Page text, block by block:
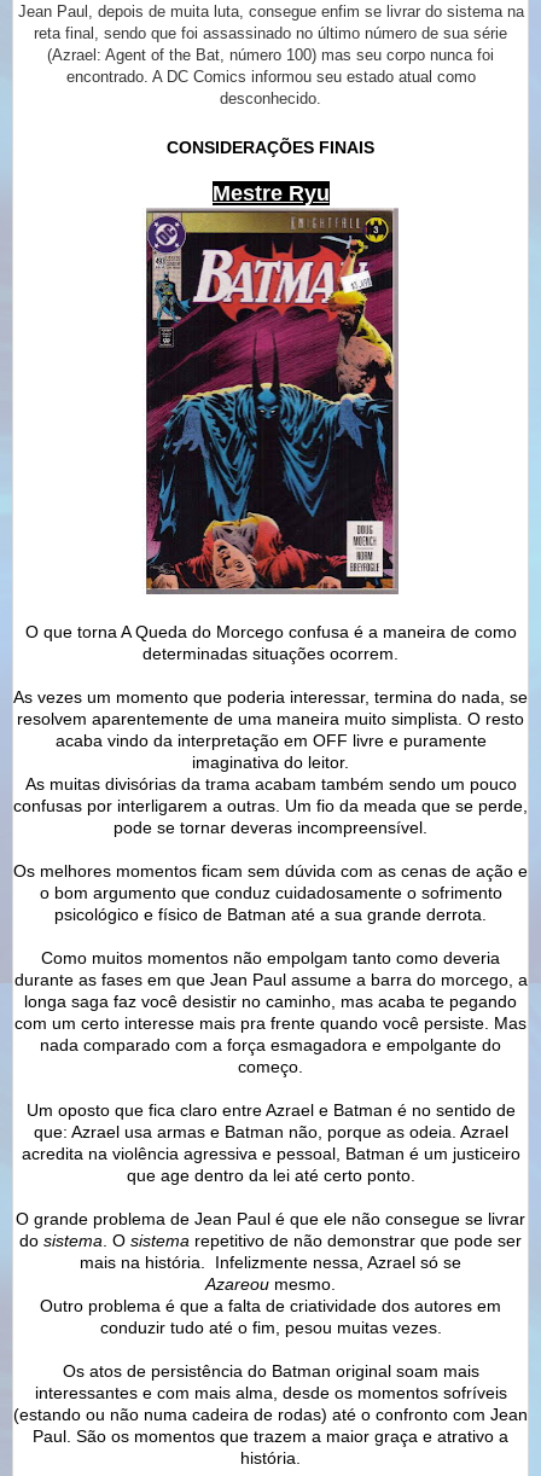
Jean Paul, depois de muita luta, consegue enfim se livrar do sistema na
reta final, sendo que foi assassinado no último número de sua série
(Azrael: Agent of the Bat, número 100) mas seu corpo nunca foi
encontrado. A DC Comics informou seu estado atual como
desconhecido.
CONSIDERAÇÕES FINAIS
Mestre Ryu
O que torna A Queda do Morcego confusa é a maneira de como
determinadas situações ocorrem.
As vezes um momento que poderia interessar, termina do nada, se
resolvem aparentemente de uma maneira muito simplista. O resto
acaba vindo da interpretação em OFF livre e puramente
imaginativa do leitor.
As muitas divisórias da trama acabam também sendo um pouco
confusas por interligarem a outras. Um fio da meada que se perde,
pode se tornar deveras incompreensível.
Os melhores momentos ficam sem dúvida com as cenas de ação e
o bom argumento que conduz cuidadosamente o sofrimento
psicológico e físico de Batman até a sua grande derrota.
Como muitos momentos não empolgam tanto como deveria
durante as fases em que Jean Paul assume a barra do morcego, a
longa saga faz você desistir no caminho, mas acaba te pegando
com um certo interesse mais pra frente quando você persiste. Mas
nada comparado com a força esmagadora e empolgante do
começo.
Um oposto que fica claro entre Azrael e Batman é no sentido de
que: Azrael usa armas e Batman não, porque as odeia. Azrael
acredita na violência agressiva e pessoal, Batman é um justiceiro
que age dentro da lei até certo ponto.
O grande problema de Jean Paul é que ele não consegue se livrar
do sistema . O sistema repetitivo de não demonstrar que pode ser
mais na história. Infelizmente nessa, Azrael só se
Azareou mesmo.
Outro problema é que a falta de criatividade dos autores em
conduzir tudo até o fim, pesou muitas vezes.
Os atos de persistência do Batman original soam mais
interessantes e com mais alma, desde os momentos sofríveis
(estando ou não numa cadeira de rodas) até o confronto com Jean
Paul. São os momentos que trazem a maior graça e atrativo a
história.